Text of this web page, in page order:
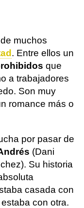
muchos
. Entre ellos un
que
a trabajadores
Son muy
romance más o
por pasar de
(Dani
Su historia
casada con
con otra.